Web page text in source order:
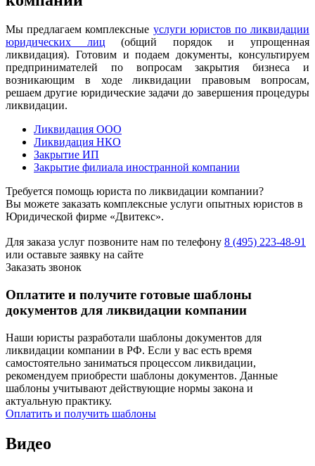
Мы предлагаем комплексные услуги юристов по ликвидации
юридических лиц (общий порядок и упрощенная
ликвидация). Готовим и подаем документы, консультируем
предпринимателей по вопросам закрытия бизнеса и
возникающим в ходе ликвидации правовым вопросам,
решаем другие юридические задачи до завершения процедуры
ликвидации.
Ликвидация ООО
Ликвидация НКО
Закрытие ИП
Закрытие филиала иностранной компании
Требуется помощь юриста по ликвидации компании?
Вы можете заказать комплексные услуги опытных юристов в
Юридической фирме «Двитекс».
Для заказа услуг позвоните нам по телефону 8 (495) 223-48-91
или оставьте заявку на сайте
Заказать звонок
Оплатите и получите готовые шаблоны
документов для ликвидации компании
Наши юристы разработали шаблоны документов для
ликвидации компании в РФ. Если у вас есть время
самостоятельно заниматься процессом ликвидации,
рекомендуем приобрести шаблоны документов. Данные
шаблоны учитывают действующие нормы закона и
актуальную практику.
Оплатить и получить шаблоны
Видео